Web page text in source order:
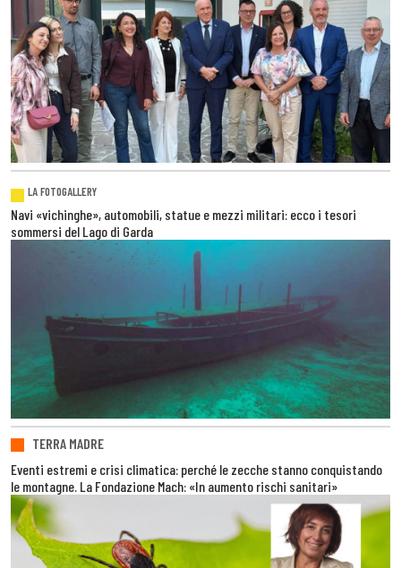
LA FOTOGALLERY
Navi «vichinghe», automobili, statue e mezzi militari: ecco i tesori
sommersi del Lago di Garda
TERRA MADRE
Eventi estremi e crisi climatica: perché le zecche stanno conquistando
le montagne. La Fondazione Mach: «In aumento rischi sanitari»